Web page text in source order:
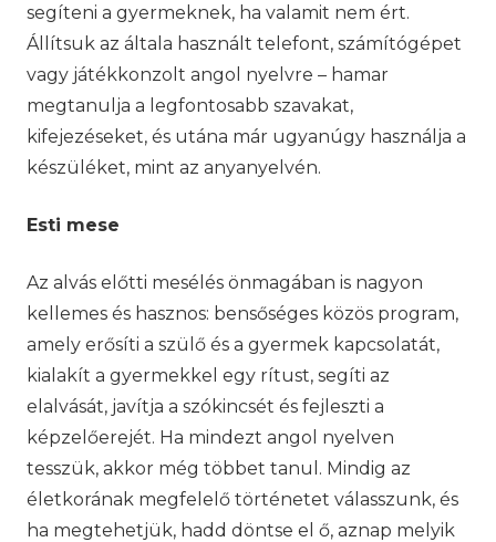
segíteni a gyermeknek, ha valamit nem ért.
Állítsuk az általa használt telefont, számítógépet
vagy játékkonzolt angol nyelvre – hamar
megtanulja a legfontosabb szavakat,
kifejezéseket, és utána már ugyanúgy használja a
készüléket, mint az anyanyelvén.
Esti mese
Az alvás előtti mesélés önmagában is nagyon
kellemes és hasznos: bensőséges közös program,
amely erősíti a szülő és a gyermek kapcsolatát,
kialakít a gyermekkel egy rítust, segíti az
elalvását, javítja a szókincsét és fejleszti a
képzelőerejét. Ha mindezt angol nyelven
tesszük, akkor még többet tanul. Mindig az
életkorának megfelelő történetet válasszunk, és
ha megtehetjük, hadd döntse el ő, aznap melyik